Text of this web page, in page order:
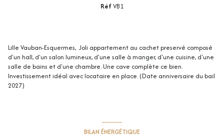
RéfVB1
Lille Vauban-Esquermes, Joli appartement au cachet preservé composé
d'un hall, d'un salon lumineux, d'une salle à manger, d'une cuisine, d'une
salle de bains et d'une chambre. Une cave complète ce bien.
Investissement idéal avec locataire en place. (Date anniversaire du bail
2027)
BILAN ÉNERGÉTIQUE